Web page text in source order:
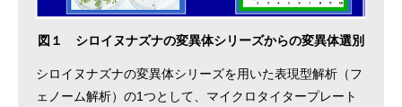
図１ シロイヌナズナの変異体シリーズからの変異体選別
シロイヌナズナの変異体シリーズを用いた表現型解析（フ
ェノーム解析）の1つとして、マイクロタイタープレート